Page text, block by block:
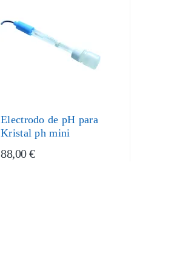
Electrodo de pH para
Kristal ph mini
88,00 €